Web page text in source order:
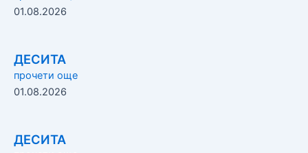
01.08.2026
ДЕСИТА
прочети още
01.08.2026
ДЕСИТА